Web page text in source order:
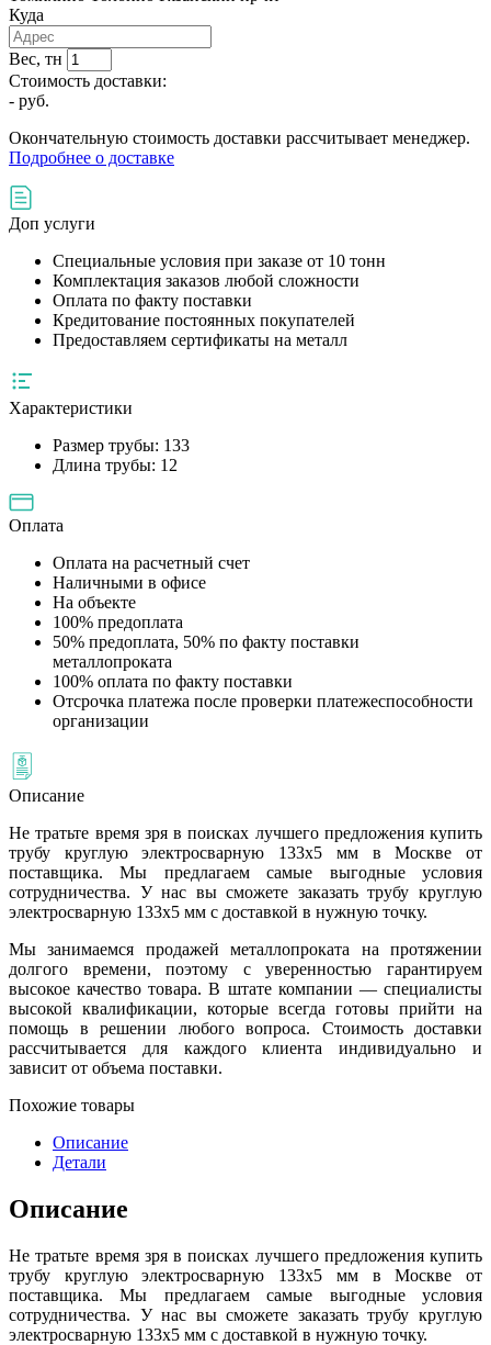
Куда
Вес, тн
Стоимость доставки:
- руб.
Окончательную стоимость доставки рассчитывает менеджер.
Подробнее о доставке
Доп услуги
Специальные условия при заказе от 10 тонн
Комплектация заказов любой сложности
Оплата по факту поставки
Кредитование постоянных покупателей
Предоставляем сертификаты на металл
Характеристики
Размер трубы: 133
Длина трубы: 12
Оплата
Оплата на расчетный счет
Наличными в офисе
На объекте
100% предоплата
50% предоплата, 50% по факту поставки
металлопроката
100% оплата по факту поставки
Отсрочка платежа после проверки платежеспособности
организации
Описание
Не тратьте время зря в поисках лучшего предложения купить
трубу круглую электросварную 133х5 мм в Москве от
поставщика. Мы предлагаем самые выгодные условия
сотрудничества. У нас вы сможете заказать трубу круглую
электросварную 133х5 мм с доставкой в нужную точку.
Мы занимаемся продажей металлопроката на протяжении
долгого времени, поэтому с уверенностью гарантируем
высокое качество товара. В штате компании — специалисты
высокой квалификации, которые всегда готовы прийти на
помощь в решении любого вопроса. Стоимость доставки
рассчитывается для каждого клиента индивидуально и
зависит от объема поставки.
Похожие товары
Описание
Детали
Описание
Не тратьте время зря в поисках лучшего предложения купить
трубу круглую электросварную 133х5 мм в Москве от
поставщика. Мы предлагаем самые выгодные условия
сотрудничества. У нас вы сможете заказать трубу круглую
электросварную 133х5 мм с доставкой в нужную точку.